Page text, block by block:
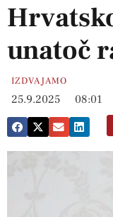
unatoč
IZDVAJAMO
25.9.2025 08:01